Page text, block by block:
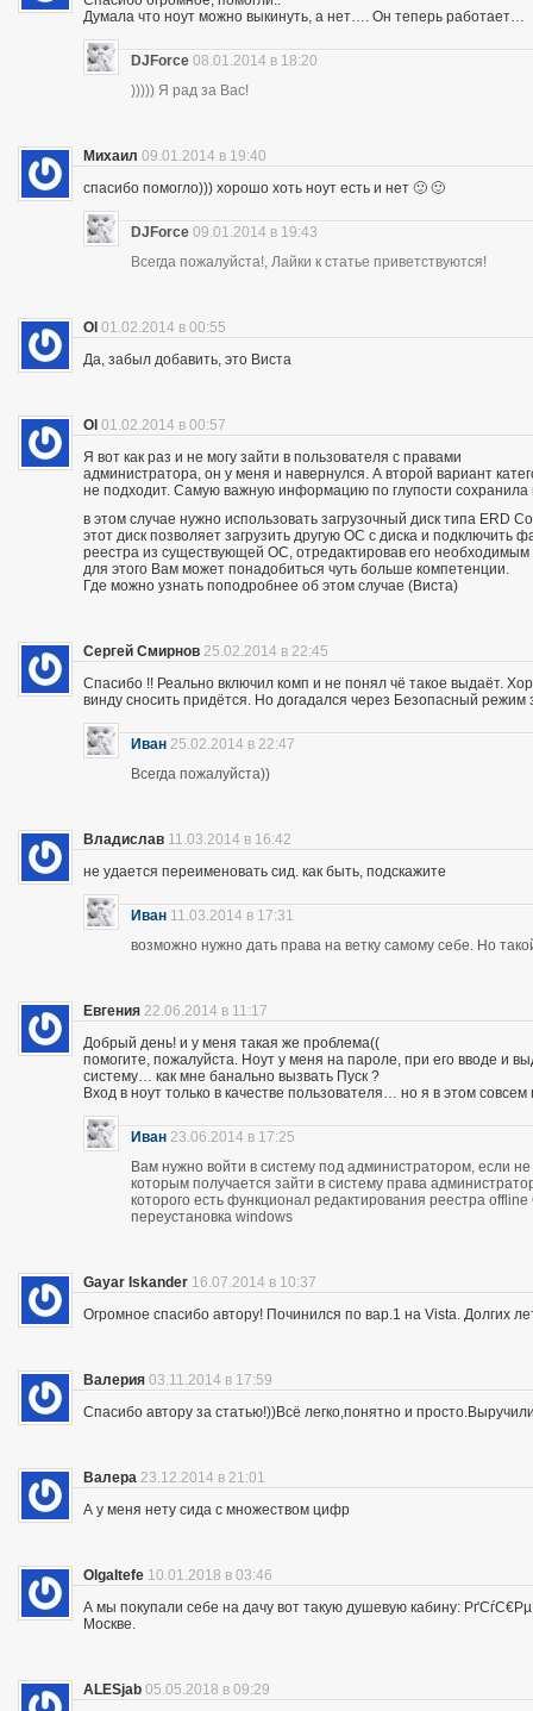
Думала что ноут можно выкинуть, а нет…. Он теперь работает…
DJForce 08.01.2014 в 18:20
))))) Я рад за Вас!
Михаил 09.01.2014 в 19:40
спасибо помогло))) хорошо хоть ноут есть и нет 🙂 🙂
DJForce 09.01.2014 в 19:43
Всегда пожалуйста!, Лайки к статье приветствуются!
Ol 01.02.2014 в 00:55
Да, забыл добавить, это Виста
Ol 01.02.2014 в 00:57
Я вот как раз и не могу зайти в пользователя с правами
администратора, он у меня и навернулся. А второй вариант
не подходит. Самую важную информацию по глупости сохранила
в этом случае нужно использовать загрузочный диск типа ERD
этот диск позволяет загрузить другую ОС с диска и подключить
реестра из существующей ОС, отредактировав его
для этого Вам может понадобиться чуть больше компетенции.
Где можно узнать поподробнее об этом случае (Виста)
Сергей Смирнов 25.02.2014 в 22:45
Спасибо !! Реально включил комп и не понял чё такое выдаёт.
винду сносить придётся. Но догадался через Безопасный
Иван 25.02.2014 в 22:47
Всегда пожалуйста))
Владислав 11.03.2014 в 16:42
не удается переименовать сид. как быть, подскажите
Иван 11.03.2014 в 17:31
возможно нужно дать права на ветку самому себе. Но
Евгения 22.06.2014 в 11:17
Добрый день! и у меня такая же проблема((
помогите, пожалуйста. Ноут у меня на пароле, при его вводе и
систему… как мне банально вызвать Пуск ?
Вход в ноут только в качестве пользователя… но я в этом
Иван 23.06.2014 в 17:25
Вам нужно войти в систему под администратором, если
которым получается зайти в систему права
которого есть функционал редактирования реестра
переустановка windows
Gayar Iskander 16.07.2014 в 10:37
Огромное спасибо автору! Починился по вар.1 на Vista. Долгих
Валерия 03.11.2014 в 17:59
Спасибо автору за статью!))Всё легко,понятно и
Валера 23.12.2014 в 21:01
А у меня нету сида с множеством цифр
OlgaItefe 10.01.2018 в 03:46
А мы покупали себе на дачу вот такую душевую кабину:
Москве.
ALESjab 05.05.2018 в 09:29